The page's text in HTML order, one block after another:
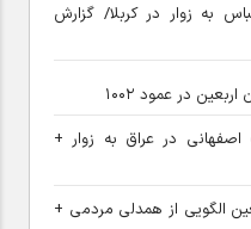
به زوار در کربلا/ گزارش
سلامت اصفهانی در عراق به زوار +
الگویی از همدلی مردمی +